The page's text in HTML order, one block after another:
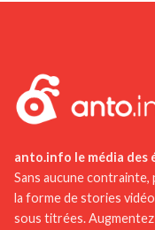
anto.info le média des
Sans aucune
la forme de stories
sous titrées.